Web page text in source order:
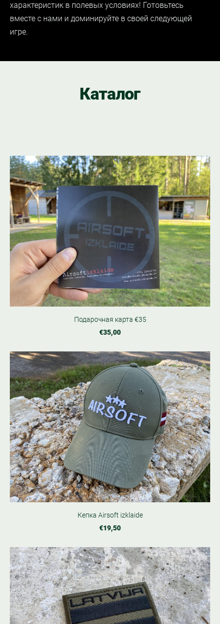
характеристик в полевых условиях! Готовьтесь
вместе с нами и доминируйте в своей следующей
игре.
Каталог
Подарочная карта €35
€35,00
Кепка Airsoft izklaide
€19,50